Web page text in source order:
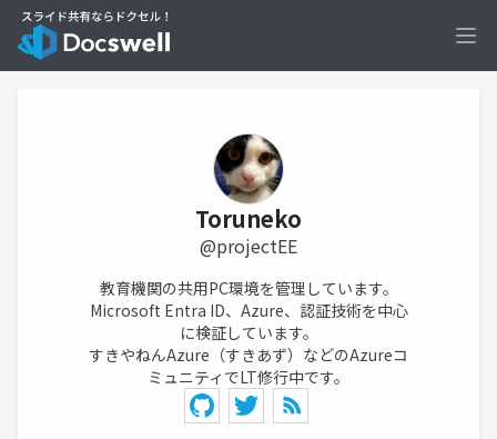
Toruneko
@projectEE
教育機関の共用PC環境を管理しています。
Microsoft Entra ID、Azure、認証技術を中心
に検証しています。
すきやねんAzure（すきあず）などのAzureコ
ミュニティでLT修行中です。